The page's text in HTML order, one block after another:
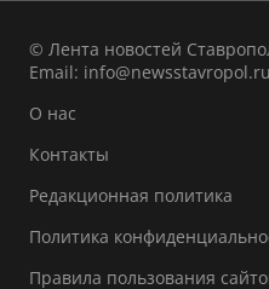
© Лента новостей
Email: info@newsstavropol.ru
О нас
Контакты
Редакционная политика
Политика
Правила пользования